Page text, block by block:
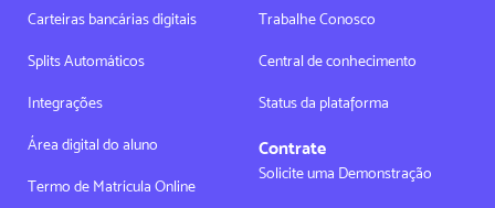
Carteiras bancárias digitais
Splits Automáticos
Integrações
Área digital do aluno
Termo de Matrícula Online
Trabalhe Conosco
Central de conhecimento
Status da plataforma
Contrate
Solicite uma Demonstração